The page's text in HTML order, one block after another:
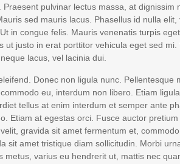
Praesent pulvinar lectus massa, at
sed mauris lacus. Phasellus id nulla
in congue felis. Mauris venenatis turpis
ut justo in erat porttitor vehicula eget sed
lacus, vel lacinia dui.
Donec non ligula nunc.
eu, interdum non libero. Etiam
tellus at enim interdum et semper ante
Etiam at egestas orci. Fusce auctor
gravida sit amet fermentum et,
sit amet tristique diam sollicitudin. Morbi
metus, varius eu hendrerit ut, mattis nec